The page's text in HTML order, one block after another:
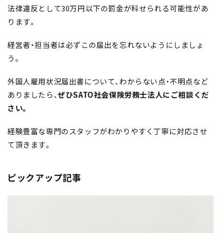
法律違反として30万円以下の罰金が科せられる可能性があ
ります。
経営者・担当者は必ずこの届出を忘れないようにしましょ
う。
外国人雇用状況届出書について、わからない点・不明点など
ありましたら、ぜひSATO社会保険労務士法人にご相談くだ
さい。
経験豊富な専門のスタッフがわかりやすく丁寧に対応させ
て頂きます。
ピックアップ記事